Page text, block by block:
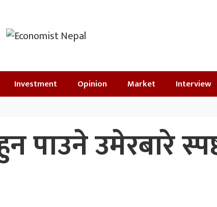
Investment Opinion Market Interview
पाउने उमेरबारे